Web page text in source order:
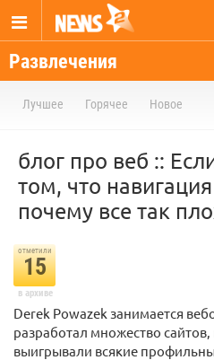
Развлечения
Лучшее Горячее Новое
блог про веб ::
том, что
почему все так
отметили
15
в архиве
Derek Powazek занимается
разработал множество
выигрывали всякие